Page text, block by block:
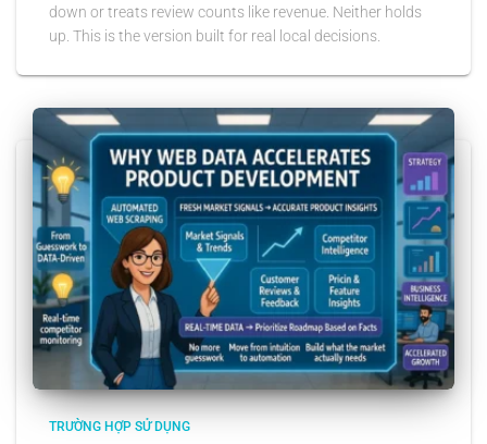
down or treats review counts like revenue. Neither holds
up. This is the version built for real local decisions.
TRƯỜNG HỢP SỬ DỤNG